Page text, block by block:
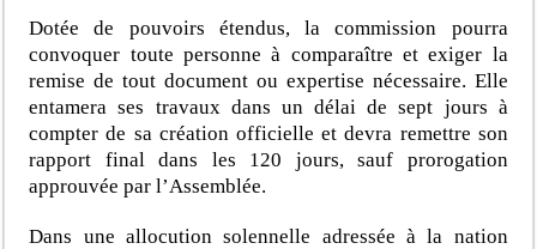
Dotée de pouvoirs étendus, la commission pourra
convoquer toute personne à comparaître et exiger la
remise de tout document ou expertise nécessaire. Elle
entamera ses travaux dans un délai de sept jours à
compter de sa création officielle et devra remettre son
rapport final dans les 120 jours, sauf prorogation
approuvée par l’Assemblée.
Dans une allocution solennelle adressée à la nation